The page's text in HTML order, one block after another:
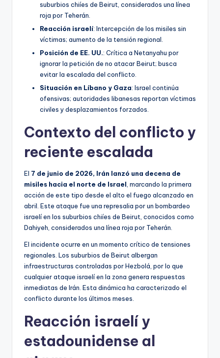
suburbios chiíes de Beirut, considerados una línea
roja por Teherán.
Reacción israelí: Intercepción de los misiles sin
víctimas; aumento de la tensión regional.
Posición de EE. UU.: Crítica a Netanyahu por
ignorar la petición de no atacar Beirut; busca
evitar la escalada del conflicto.
Situación en Líbano y Gaza: Israel continúa
ofensivas; autoridades libanesas reportan víctimas
civiles y desplazamientos forzados.
Contexto del conflicto y
reciente escalada
El 7 de junio de 2026, Irán lanzó una decena de
misiles hacia el norte de Israel, marcando la primera
acción de este tipo desde el alto el fuego alcanzado en
abril. Este ataque fue una represalia por un bombardeo
israelí en los suburbios chiíes de Beirut, conocidos como
Dahiyeh, considerados una línea roja por Teherán.
El incidente ocurre en un momento crítico de tensiones
regionales. Los suburbios de Beirut albergan
infraestructuras controladas por Hezbolá, por lo que
cualquier ataque israelí en la zona genera respuestas
inmediatas de Irán. Esta dinámica ha caracterizado el
conflicto durante los últimos meses.
Reacción israelí y
estadounidense al